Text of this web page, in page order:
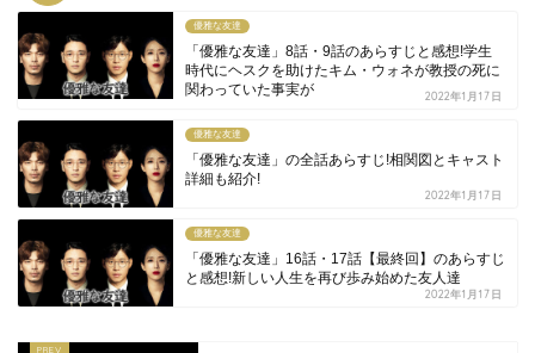
優雅な友達
「優雅な友達」8話・9話のあらすじと感想!学生
時代にヘスクを助けたキム・ウォネが教授の死に
関わっていた事実が
2022年1月17日
優雅な友達
「優雅な友達」の全話あらすじ!相関図とキャスト
詳細も紹介!
2022年1月17日
優雅な友達
「優雅な友達」16話・17話【最終回】のあらすじ
と感想!新しい人生を再び歩み始めた友人達
2022年1月17日